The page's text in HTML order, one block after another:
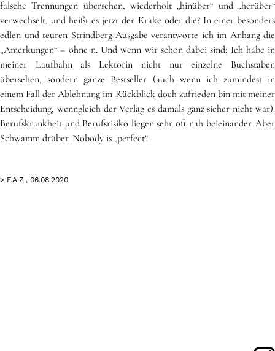
falsche Trennungen übersehen, wiederholt „hinüber“ und „herüber“
verwechselt, und heißt es jetzt der Krake oder die? In einer besonders
edlen und teuren Strindberg-Ausgabe verantworte ich im Anhang die
„Amerkungen“ – ohne n. Und wenn wir schon dabei sind: Ich habe in
meiner Laufbahn als Lektorin nicht nur einzelne Buchstaben
übersehen, sondern ganze Bestseller (auch wenn ich zumindest in
einem Fall der Ablehnung im Rückblick doch zufrieden bin mit meiner
Entscheidung, wenngleich der Verlag es damals ganz sicher nicht war).
Berufskrankheit und Berufsrisiko liegen sehr oft nah beieinander. Aber
Schwamm drüber. Nobody is „perfect“.
> F.A.Z., 06.08.2020